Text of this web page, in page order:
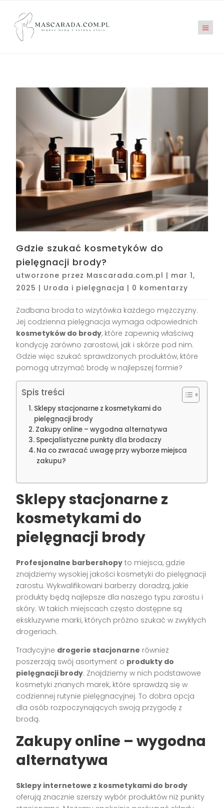
Gdzie szukać kosmetyków do
pielęgnacji brody?
utworzone przez Mascarada.com.pl | mar 1,
2025 | Uroda i pielęgnacja | 0 komentarzy
Zadbana broda to wizytówka każdego mężczyzny.
Jej codzienna pielęgnacja wymaga odpowiednich
kosmetyków do brody, które zapewnią właściwą
kondycję zarówno zarostowi, jak i skórze pod nim.
Gdzie więc szukać sprawdzonych produktów, które
pomogą utrzymać brodę w najlepszej formie?
Spis treści
Sklepy stacjonarne z kosmetykami do
pielęgnacji brody
Zakupy online – wygodna alternatywa
Specjalistyczne punkty dla brodaczy
Na co zwracać uwagę przy wyborze miejsca
zakupu?
Sklepy stacjonarne z
kosmetykami do
pielęgnacji brody
Profesjonalne barbershopy to miejsca, gdzie
znajdziemy wysokiej jakości kosmetyki do pielęgnacji
zarostu. Wykwalifikowani barberzy doradzą, jakie
produkty będą najlepsze dla naszego typu zarostu i
skóry. W takich miejscach często dostępne są
ekskluzywne marki, których próżno szukać w zwykłych
drogeriach.
Tradycyjne drogerie stacjonarne również
poszerzają swój asortyment o produkty do
pielęgnacji brody. Znajdziemy w nich podstawowe
kosmetyki znanych marek, które sprawdzą się w
codziennej rutynie pielęgnacyjnej. To dobra opcja
dla osób rozpoczynających swoją przygodę z
brodą.
Zakupy online – wygodna
alternatywa
Sklepy internetowe z kosmetykami do brody
oferują znacznie szerszy wybór produktów niż punkty